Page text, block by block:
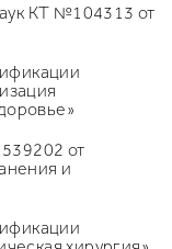
КТ №104313 от
от
и